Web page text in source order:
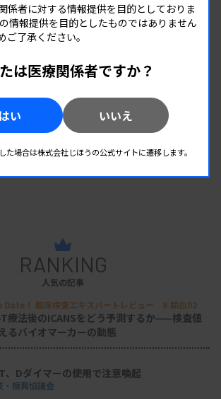
RANKING
人気の記事
Date！ 臨床検査エキスパートレビュー # 輸血02
T療法後のICANSをどう予測するか——検査値
るバイオマーカーの動態
、Dダイマーの使用で注意喚起
・振興協議会
係者に対する情報提供を目的としておりま
情報提供を目的としたものではありません
ご了承ください。
は医療関係者ですか？
はい いいえ
場合は株式会社じほうの公式サイトに遷移します。